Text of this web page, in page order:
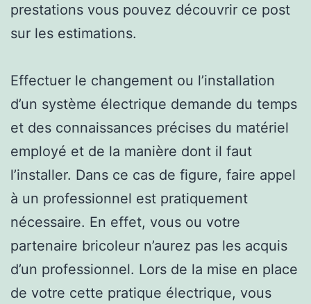
prestations vous pouvez découvrir ce post
sur les estimations.
Effectuer le changement ou l’installation
d’un système électrique demande du temps
et des connaissances précises du matériel
employé et de la manière dont il faut
l’installer. Dans ce cas de figure, faire appel
à un professionnel est pratiquement
nécessaire. En effet, vous ou votre
partenaire bricoleur n’aurez pas les acquis
d’un professionnel. Lors de la mise en place
de votre cette pratique électrique, vous